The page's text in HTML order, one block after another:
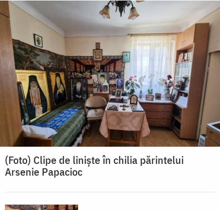
(Foto) Clipe de liniște în chilia părintelui
Arsenie Papacioc